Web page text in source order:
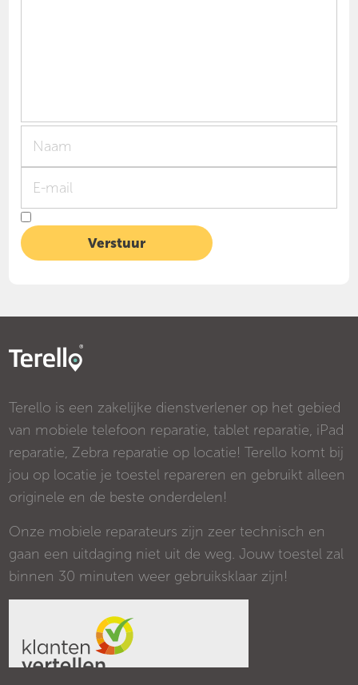
Terello is een zakelijke dienstverlener op het gebied
van mobiele telefoon reparatie, tablet reparatie, iPad
reparatie, Zebra reparatie op locatie! Terello komt bij
jou op locatie je toestel repareren en gebruikt alleen
originele en de beste onderdelen!
Onze mobiele reparateurs zijn zeer technisch en
gaan een uitdaging niet uit de weg. Jouw toestel zal
binnen 30 minuten weer gebruiksklaar zijn!